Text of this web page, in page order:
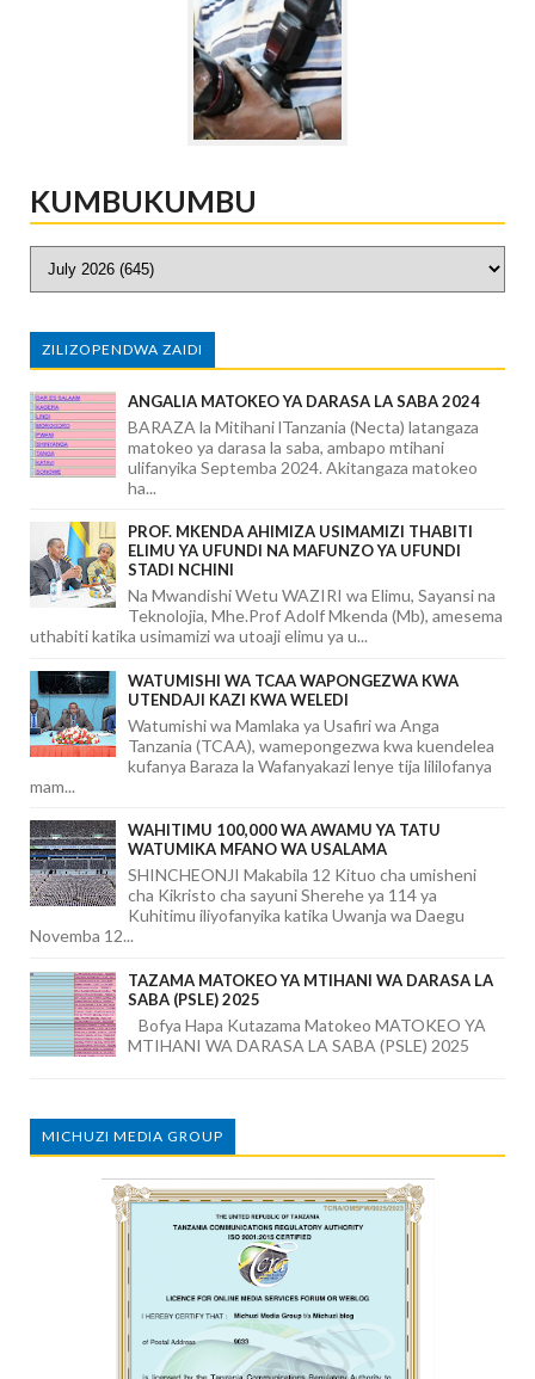
KUMBUKUMBU
ZILIZOPENDWA ZAIDI
ANGALIA MATOKEO YA DARASA LA SABA 2024
BARAZA la Mitihani lTanzania (Necta) latangaza
matokeo ya darasa la saba, ambapo mtihani
ulifanyika Septemba 2024. Akitangaza matokeo
ha...
PROF. MKENDA AHIMIZA USIMAMIZI THABITI
ELIMU YA UFUNDI NA MAFUNZO YA UFUNDI
STADI NCHINI
Na Mwandishi Wetu WAZIRI wa Elimu, Sayansi na
Teknolojia, Mhe.Prof Adolf Mkenda (Mb), amesema
uthabiti katika usimamizi wa utoaji elimu ya u...
WATUMISHI WA TCAA WAPONGEZWA KWA
UTENDAJI KAZI KWA WELEDI
Watumishi wa Mamlaka ya Usafiri wa Anga
Tanzania (TCAA), wamepongezwa kwa kuendelea
kufanya Baraza la Wafanyakazi lenye tija lililofanya
mam...
WAHITIMU 100,000 WA AWAMU YA TATU
WATUMIKA MFANO WA USALAMA
SHINCHEONJI Makabila 12 Kituo cha umisheni
cha Kikristo cha sayuni Sherehe ya 114 ya
Kuhitimu iliyofanyika katika Uwanja wa Daegu
Novemba 12...
TAZAMA MATOKEO YA MTIHANI WA DARASA LA
SABA (PSLE) 2025
Bofya Hapa Kutazama Matokeo MATOKEO YA
MTIHANI WA DARASA LA SABA (PSLE) 2025
MICHUZI MEDIA GROUP